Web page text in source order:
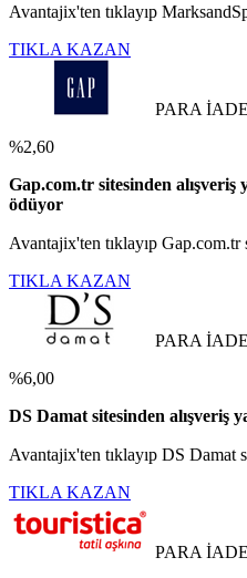
Avantajix'ten tıklayıp
TIKLA KAZAN
PARA
%2,60
Gap.com.tr sitesinden
ödüyor
Avantajix'ten tıklayıp
TIKLA KAZAN
PARA
%6,00
DS Damat sitesinden alışveriş
Avantajix'ten tıklayıp DS Damat
TIKLA KAZAN
PARA